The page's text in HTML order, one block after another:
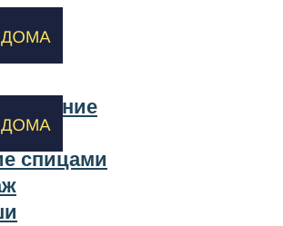
спицами